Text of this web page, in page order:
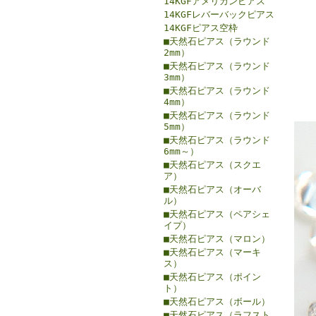
14KGFレバーバックピアス
14KGFピアス空枠
■天然石ピアス（ラウンド
2mm）
■天然石ピアス（ラウンド
3mm）
■天然石ピアス（ラウンド
4mm）
■天然石ピアス（ラウンド
5mm）
■天然石ピアス（ラウンド
6mm～）
■天然石ピアス（スクエ
ア）
■天然石ピアス（オーバ
ル）
■天然石ピアス（ペアシェ
イプ）
■天然石ピアス（マロン）
■天然石ピアス（マーキ
ス）
■天然石ピアス（ポイン
ト）
■天然石ピアス（ボール）